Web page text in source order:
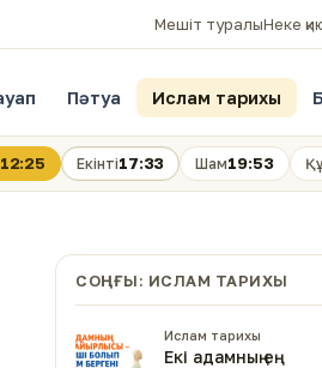
Мешіт туралыНеке
Пәтуа Ислам тарихы
12:25 Екінті17:33 Шам19:53
СОҢҒЫ: ИСЛАМ ТАРИХЫ
Ислам тарихы
Екі адамның ең